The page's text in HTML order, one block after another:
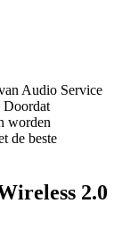
Audio Service
Doordat
worden
de beste
2.0